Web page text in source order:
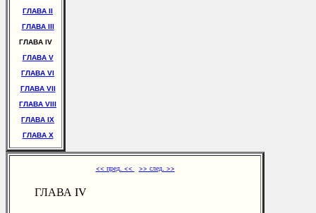
ГЛАВА II
ГЛАВА III
ГЛАВА IV
ГЛАВА V
ГЛАВА VI
ГЛАВА VII
ГЛАВА VIII
ГЛАВА IX
ГЛАВА X
<< пред. << >> след. >>
ГЛАВА IV